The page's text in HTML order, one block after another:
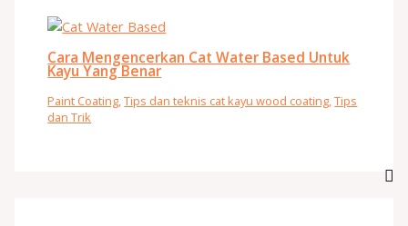
Cara Mengencerkan Cat Water Based Untuk
Kayu Yang Benar
Paint Coating,Tips dan teknis cat kayu wood coating,Tips
dan Trik